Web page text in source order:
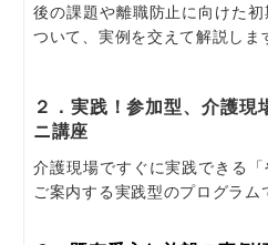
後の課題や離職防止に向けた
ついて、実例を交えて解説しま
２．実践！参加型、介護現
ニ講座
介護現場ですぐに実践できる
ご案内する実践型のプログラム